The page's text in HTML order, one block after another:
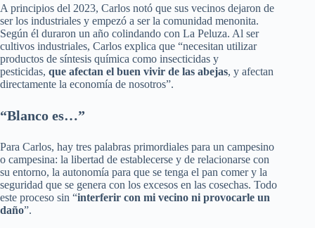
A principios del 2023, Carlos notó que sus vecinos dejaron de
ser los industriales y empezó a ser la comunidad menonita.
Según él duraron un año colindando con La Peluza. Al ser
cultivos industriales, Carlos explica que “necesitan utilizar
productos de síntesis química como insecticidas y
pesticidas, que afectan el buen vivir de las abejas, y afectan
directamente la economía de nosotros”.
“Blanco es…”
Para Carlos, hay tres palabras primordiales para un campesino
o campesina: la libertad de establecerse y de relacionarse con
su entorno, la autonomía para que se tenga el pan comer y la
seguridad que se genera con los excesos en las cosechas. Todo
este proceso sin “interferir con mi vecino ni provocarle un
daño”.